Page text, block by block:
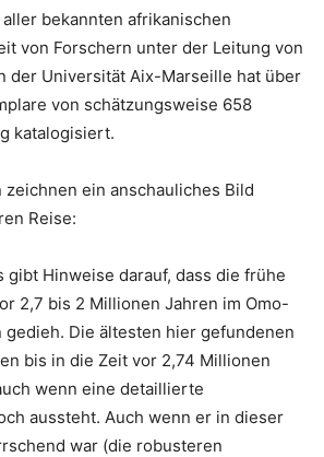
bekannten afrikanischen
von Forschern unter der Leitung von
der Universität Aix-Marseille hat über
von schätzungsweise 658
katalogisiert.
zeichnen ein anschauliches Bild
Reise:
gibt Hinweise darauf, dass die frühe
2,7 bis 2 Millionen Jahren im Omo-
gedieh. Die ältesten hier gefundenen
bis in die Zeit vor 2,74 Millionen
wenn eine detaillierte
aussteht. Auch wenn er in dieser
war (die robusteren